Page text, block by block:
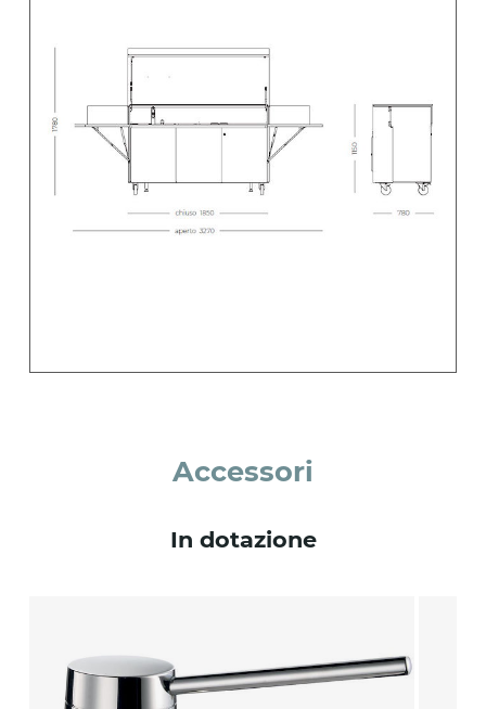
Accessori
In dotazione